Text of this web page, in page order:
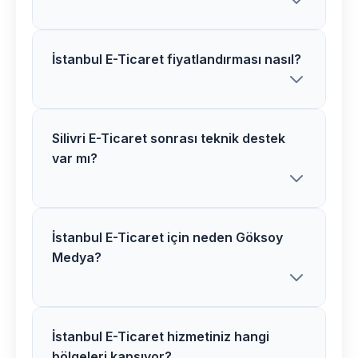
Silivri bölgesindeki E-Ticaret projelerimiz
değişiklik gösterebilir.
İstanbul E-Ticaret fiyatlandırması nasıl?
İstanbul bölgesinde E-Ticaret
fiyatlarımız proje kapsamı ve
Silivri E-Ticaret sonrası teknik destek
var mı?
Evet, Silivri bölgesindeki tüm E-Ticaret
projelerimizde 1 yıl ücretsiz teknik
İstanbul E-Ticaret için neden Göksoy
Medya?
İstanbul bölgesinde E-Ticaret
İstanbul E-Ticaret hizmetiniz hangi